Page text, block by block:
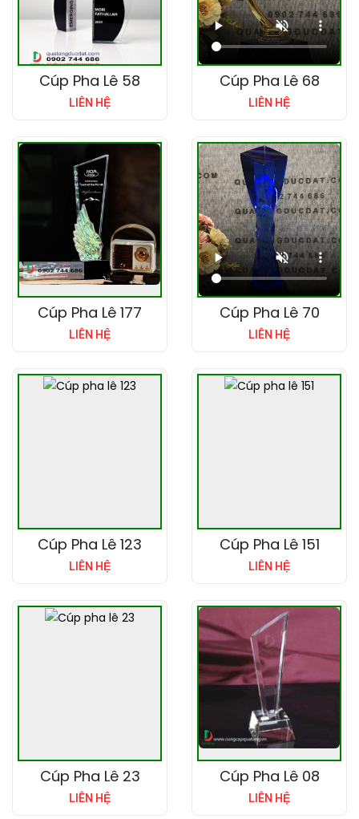
Cúp Pha Lê 58
LIÊN HỆ
Cúp Pha Lê 68
LIÊN HỆ
Cúp Pha Lê 177
LIÊN HỆ
Cúp Pha Lê 70
LIÊN HỆ
Cúp Pha Lê 123
LIÊN HỆ
Cúp Pha Lê 151
LIÊN HỆ
Cúp Pha Lê 23
LIÊN HỆ
Cúp Pha Lê 08
LIÊN HỆ